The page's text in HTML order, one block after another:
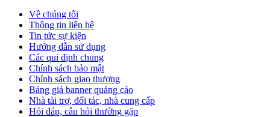
Về chúng tôi
Thông tin liên hệ
Tin tức sự kiện
Hướng dẫn sử dụng
Các qui định chung
Chính sách bảo mật
Chính sách giao thương
Bảng giá banner quảng cáo
Nhà tài trợ, đối tác, nhà cung cấp
Hỏi đáp, câu hỏi thường gặp